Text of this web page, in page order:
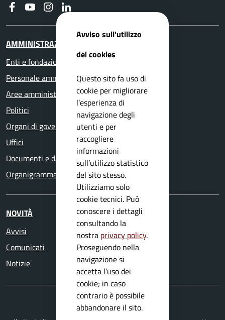
FaceboookYoutubeInstagram
AMMINISTRAZIONE
Enti e fondazioni
Personale amministrativo
Aree amministrative
Politici
Organi di governo
Uffici
Documenti e dati
Organigramma
NOVITÀ
Avvisi
Comunicati
Notizie
Avviso sull'utilizzo
dei cookies
Questo sito fa uso di
cookie per migliorare
l’esperienza di
navigazione degli
utenti e per
raccogliere
informazioni
sull’utilizzo statistico
del sito stesso.
Utilizziamo solo
cookie tecnici. Può
conoscere i dettagli
consultando la
nostra privacy policy.
Proseguendo nella
navigazione si
accetta l’uso dei
cookie; in caso
contrario è possibile
abbandonare il sito.